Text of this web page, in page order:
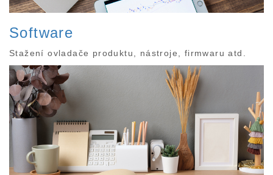
Software
Stažení ovladače produktu, nástroje, firmwaru atd.